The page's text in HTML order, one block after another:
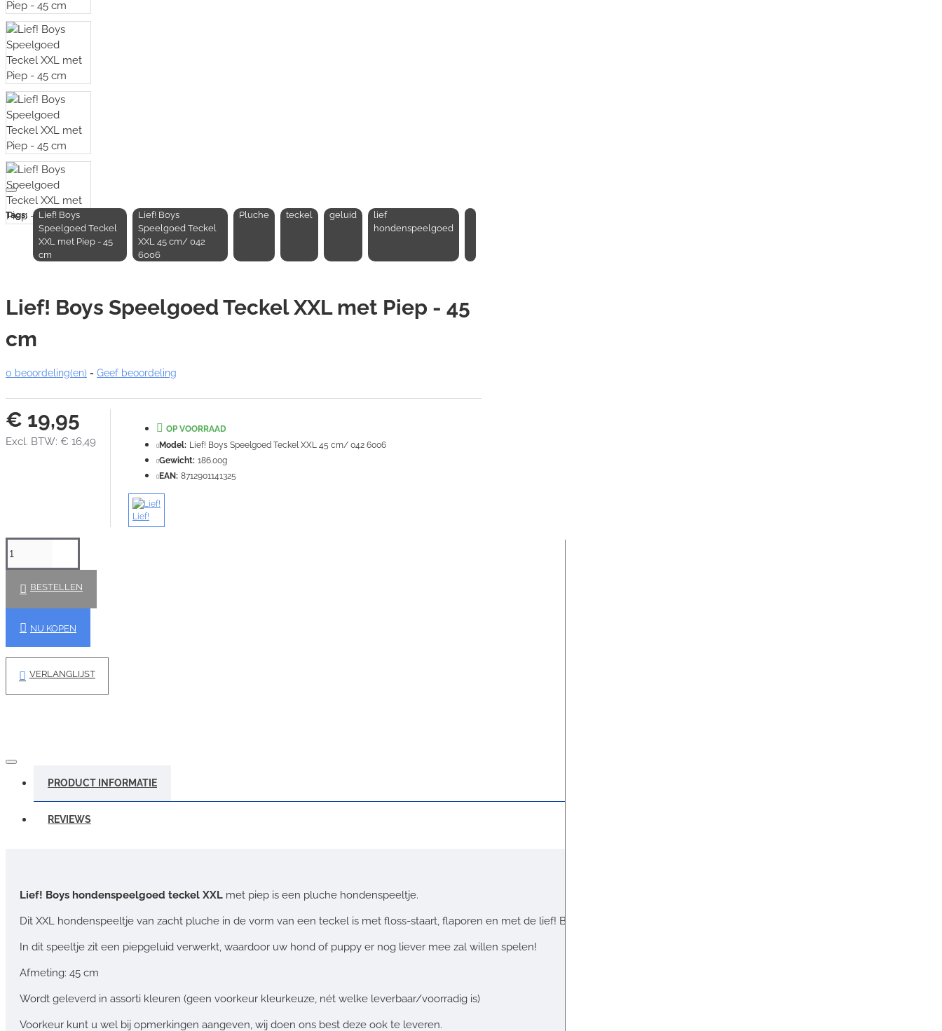
Tags:
Lief! Boys
Speelgoed Teckel
XXL met Piep - 45
cm
Lief! Boys
Speelgoed Teckel
XXL 45 cm/ 042
6006
Pluche teckel geluid
lief
hondenspeelgoed
Lief! Boys Speelgoed Teckel XXL met Piep - 45
cm
0 beoordeling(en) - Geef beoordeling
€ 19,95
Excl. BTW: € 16,49
OP VOORRAAD
Model: Lief! Boys Speelgoed Teckel XXL 45 cm/ 042 6006
Gewicht: 186.00g
EAN: 8712901141325
Lief!
BESTELLEN
NU KOPEN
VERLANGLIJST
PRODUCT INFORMATIE
REVIEWS
Lief! Boys hondenspeelgoed teckel XXL met piep is een pluche hondenspeeltje.
Dit XXL hondenspeeltje van zacht pluche in de vorm van een teckel is met floss-staart, flaporen en met de lief! Boys details afgewerkt.
In dit speeltje zit een piepgeluid verwerkt, waardoor uw hond of puppy er nog liever mee zal willen spelen!
Afmeting: 45 cm
Wordt geleverd in assorti kleuren (geen voorkeur kleurkeuze, nét welke leverbaar/voorradig is)
Voorkeur kunt u wel bij opmerkingen aangeven, wij doen ons best deze ook te leveren.